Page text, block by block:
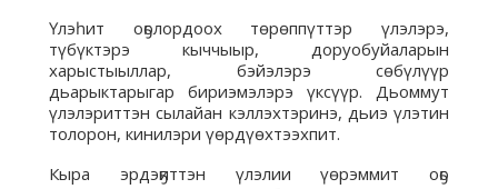
Үлэһит оҕолордоох төрөппүттэр үлэлэрэ,
түбүктэрэ кыччыыр, доруобуйаларын
харыстыыллар, бэйэлэрэ сөбүлүүр
дьарыктарыгар бириэмэлэрэ үксүүр. Дьоммут
үлэлэриттэн сылайан кэллэхтэринэ, дьиэ үлэтин
толорон, кинилэри үөрдүөхтээхпит.
Кыра эрдэҕиттэн үлэлии үөрэммит оҕо